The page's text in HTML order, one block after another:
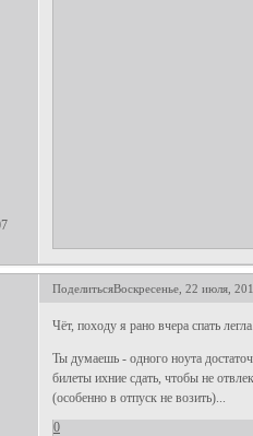
ПоделитьсяВоскресенье, 22 июля,
Чёт, походу я рано вчера спать
Ты думаешь - одного ноута
билеты ихние сдать, чтобы не
(особенно в отпуск не возить)...
0